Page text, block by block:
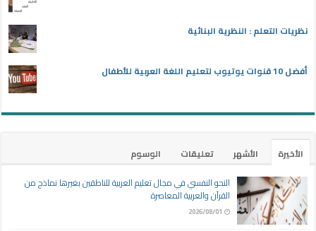
نظريات التعلم : النظرية البنائية
أفضل 10 قنوات يوتيوب لتعليم اللغة العربية للأطفال
الأخيرة الأشهر تعليقات
الوسوم
النحو النفسي في مجال تعليم العربية للناطقين بغيرها نماذج من
القرآن والعربية المعاصرة
2026/08/01